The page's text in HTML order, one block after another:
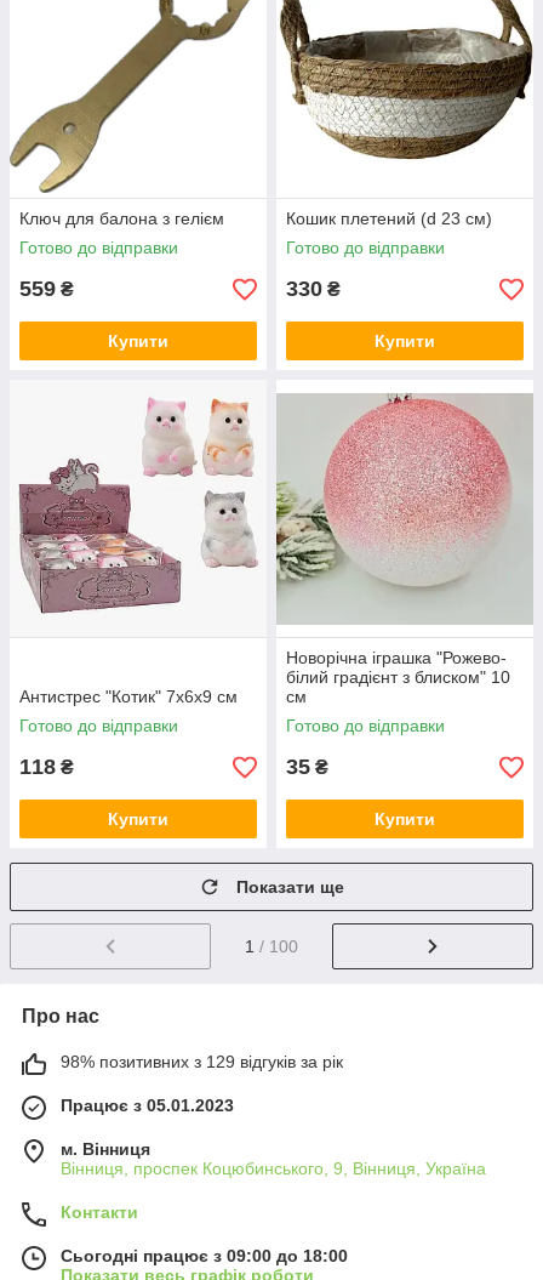
Ключ для балона з гелієм
Готово до відправки
559 ₴
Купити
Кошик плетений (d 23 см)
Готово до відправки
330 ₴
Купити
Антистрес "Котик" 7х6х9 см
Готово до відправки
118 ₴
Купити
Новорічна іграшка "Рожево-
білий градієнт з блиском" 10
см
Готово до відправки
35 ₴
Купити
Показати ще
1 / 100
Про нас
98% позитивних з 129 відгуків за рік
Працює з 05.01.2023
м. Вінниця
Вінниця, проспек Коцюбинського, 9, Вінниця, Україна
Контакти
Сьогодні працює з 09:00 до 18:00
Показати весь графік роботи